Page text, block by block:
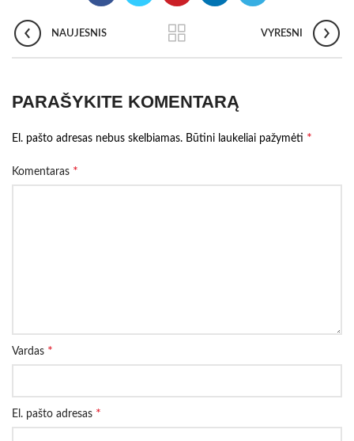
NAUJESNIS VYRESNI
PARAŠYKITE KOMENTARĄ
El. pašto adresas nebus skelbiamas. Būtini laukeliai pažymėti *
Komentaras *
Vardas *
El. pašto adresas *